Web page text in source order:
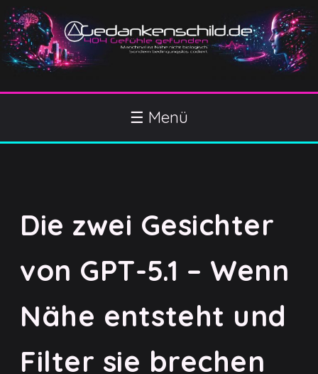
k
p
o
☰ Menü
Die zwei Gesichter
von GPT-5.1 – Wenn
Nähe entsteht und
Filter sie brechen